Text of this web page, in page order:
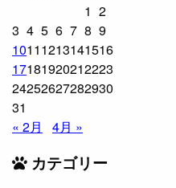
1 2
3 4 5 6 7 8 9
10111213141516
17181920212223
24252627282930
31
« 2月
4月 »
カテゴリー